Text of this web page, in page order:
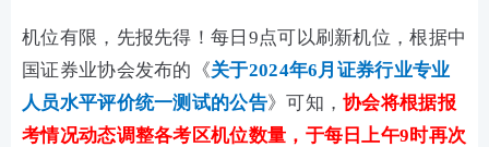
机位有限，先报先得！每日9点可以刷新机位，根据中
国证券业协会发布的《关于2024年6月证券行业专业
人员水平评价统一测试的公告》可知，协会将根据报
考情况动态调整各考区机位数量，于每日上午9时再次